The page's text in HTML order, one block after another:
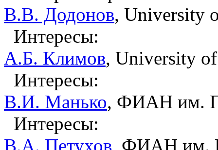
В.В. Додонов, University
Интересы:
А.Б. Климов, University of
Интересы:
В.И. Манько, ФИАН им.
Интересы:
В.А. Петухов, ФИАН им.